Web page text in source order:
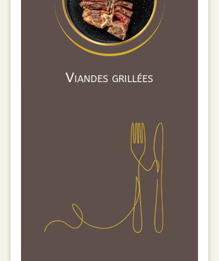
Viandes grillées